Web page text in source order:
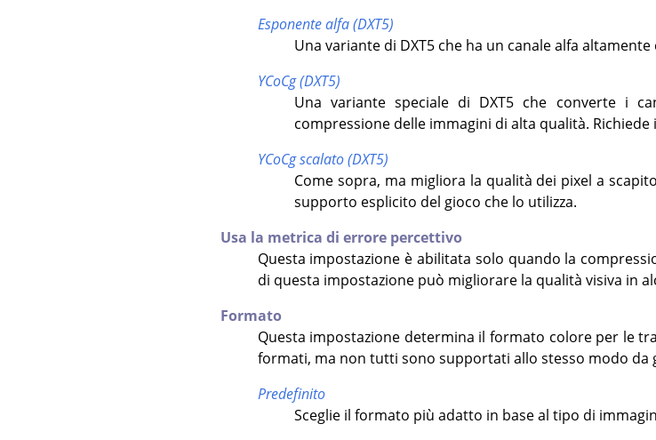
Esponente alfa (DXT5)
Una variante di DXT5 che ha un canale alfa
YCoCg (DXT5)
Una variante speciale di DXT5 che converte i
compressione delle immagini di alta qualità.
YCoCg scalato (DXT5)
Come sopra, ma migliora la qualità dei pixel a
supporto esplicito del gioco che lo utilizza.
Usa la metrica di errore percettivo
Questa impostazione è abilitata solo quando la
di questa impostazione può migliorare la qualità visiva in
Formato
Questa impostazione determina il formato colore per le
formati, ma non tutti sono supportati allo stesso modo da
Predefinito
Sceglie il formato più adatto in base al tipo di